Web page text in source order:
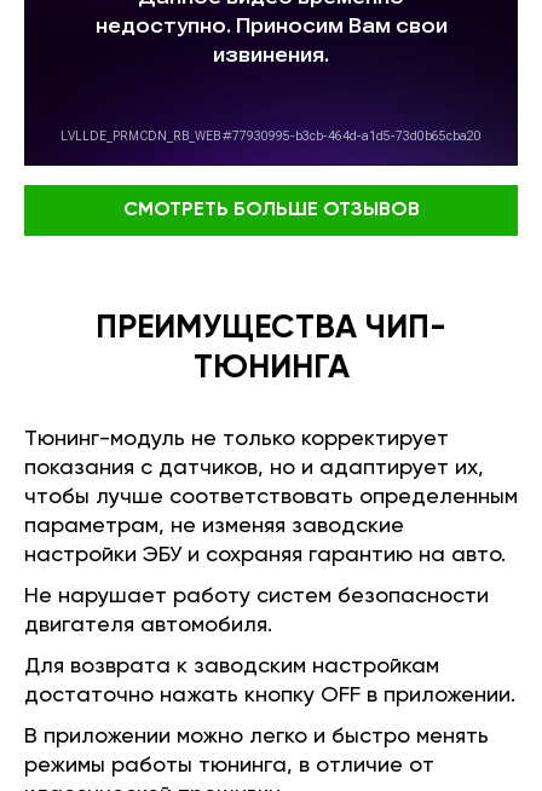
СМОТРЕТЬ БОЛЬШЕ ОТЗЫВОВ
ПРЕИМУЩЕСТВА ЧИП-
ТЮНИНГА
Тюнинг-модуль не только корректирует
показания с датчиков, но и адаптирует их,
чтобы лучше соответствовать определенным
параметрам, не изменяя заводские
настройки ЭБУ и сохраняя гарантию на авто.
Не нарушает работу систем безопасности
двигателя автомобиля.
Для возврата к заводским настройкам
достаточно нажать кнопку OFF в приложении.
В приложении можно легко и быстро менять
режимы работы тюнинга, в отличие от